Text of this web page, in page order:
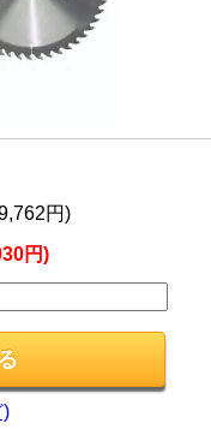
円)
円)
)